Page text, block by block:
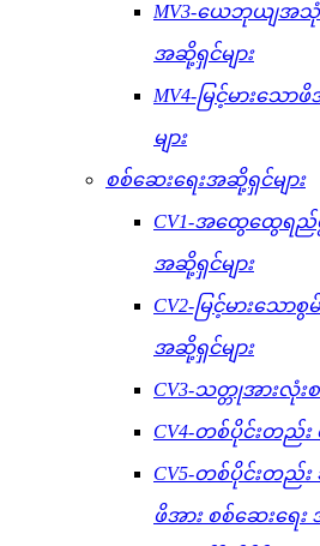
MV3-ယေဘုယျအသုံ
အဆို့ရှင်များ
MV4-မြင့်မားသေ
များ
စစ်ဆေးရေးအဆို့ရှင်များ
CV1-အထွေထွေရည်
အဆို့ရှင်များ
CV2-မြင့်မားသေ
အဆို့ရှင်များ
CV3-သတ္တုအားလုံး
CV4-တစ်ပိုင်းတည်း
CV5-တစ်ပိုင်းတည်
ဖိအား စစ်ဆေးရေး